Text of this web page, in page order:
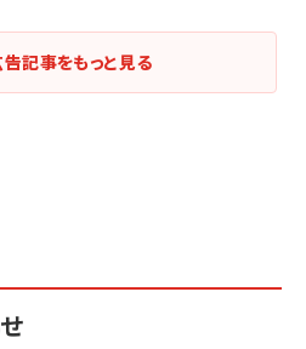
記事をもっと見る